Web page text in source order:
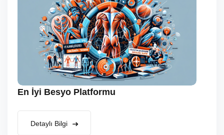
En İyi Besyo Platformu
Detaylı Bilgi